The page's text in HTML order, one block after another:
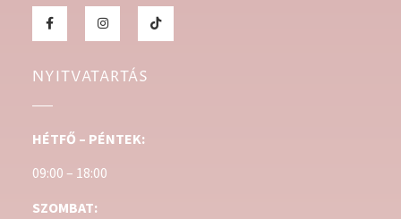
NYITVATARTÁS
HÉTFŐ – PÉNTEK:
09:00 – 18:00
SZOMBAT: